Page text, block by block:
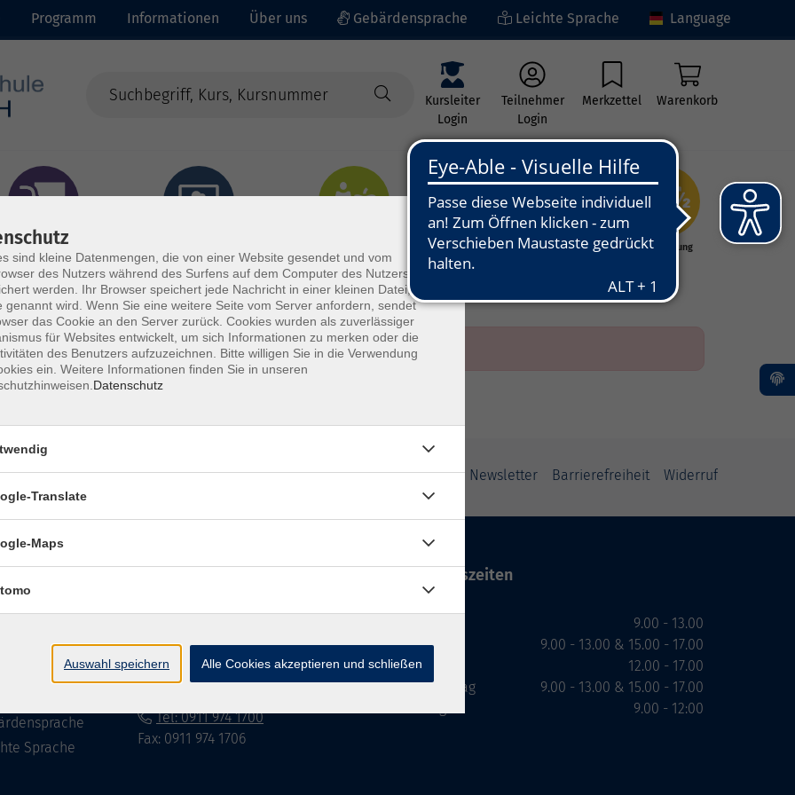
Programm Informationen Über uns Gebärdensprache Leichte Sprache Language
Kursleiter
Login
Teilnehmer
Login
Merkzettel Warenkorb
- Integration
Kunst - Kultur -
Grundbildung
Impressum Datenschutzerklärung AGB Newsletter Barrierefreiheit Widerruf
Sprache
90762 Fürth
info@vhs-fuerth.de
Tel: 0911 974 1700
Fax: 0911 974 1706
Öffnungszeiten
Dienstag
Mittwoch
Donnerstag
9.00 - 13.00
9.00 - 13.00 & 15.00 - 17.00
12.00 - 17.00
9.00 - 13.00 & 15.00 - 17.00
9.00 - 12:00
sind kleine Datenmengen, die von einer Website gesendet und vom
des Nutzers während des Surfens auf dem Computer des Nutzers
werden. Ihr Browser speichert jede Nachricht in einer kleinen Datei, die
genannt wird. Wenn Sie eine weitere Seite vom Server anfordern, sendet
das Cookie an den Server zurück. Cookies wurden als zuverlässiger
für Websites entwickelt, um sich Informationen zu merken oder die
des Benutzers aufzuzeichnen. Bitte willigen Sie in die Verwendung
ein. Weitere Informationen finden Sie in unseren
Datenschutz
×
Translate
Maps
Auswahl speichern Alle Cookies akzeptieren und schließen